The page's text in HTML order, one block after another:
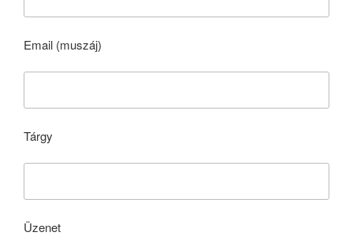
Email (muszáj)
Tárgy
Üzenet